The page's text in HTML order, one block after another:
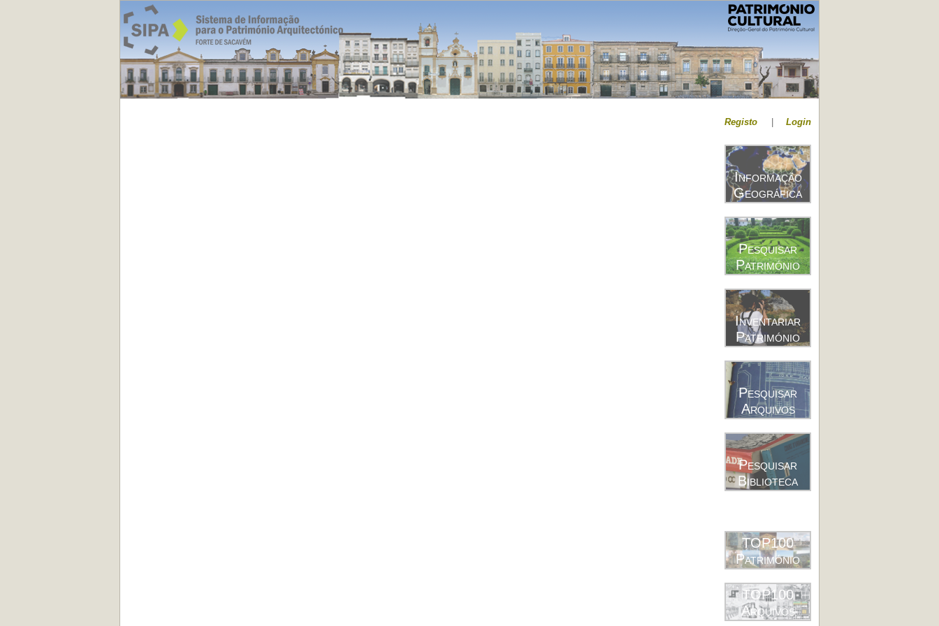
Registo Login
Informação
Geográfica
Pesquisar
Património
Inventariar
Património
Pesquisar
Arquivos
Pesquisar
Biblioteca
TOP100
Património
TOP100
Arquivos